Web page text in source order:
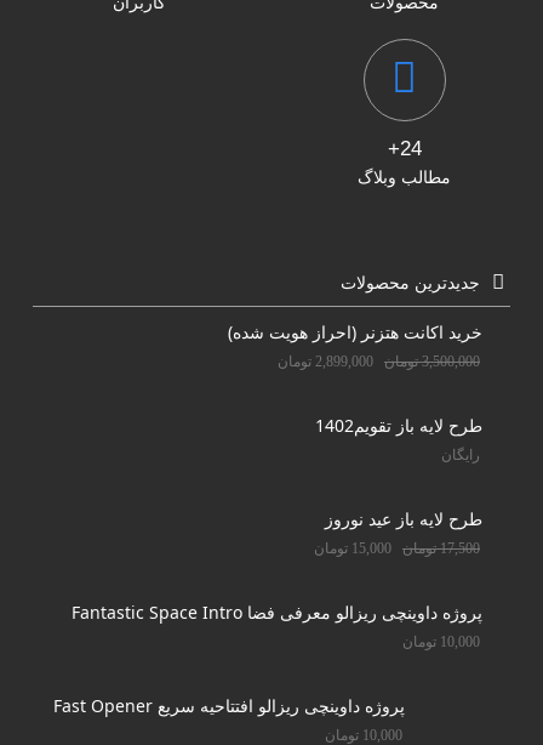
24+
مطالب وبلاگ
جدیدترین محصولات
خرید اکانت هتزنر (احراز هویت شده)
3,500,000 تومان 2,899,000 تومان
طرح لایه باز تقویم1402
رایگان
طرح لایه باز عید نوروز
17,500 تومان 15,000 تومان
پروژه داوینچی ریزالو معرفی فضا Fantastic Space Intro
10,000 تومان
پروژه داوینچی ریزالو افتتاحیه سریع Fast Opener
10,000 تومان